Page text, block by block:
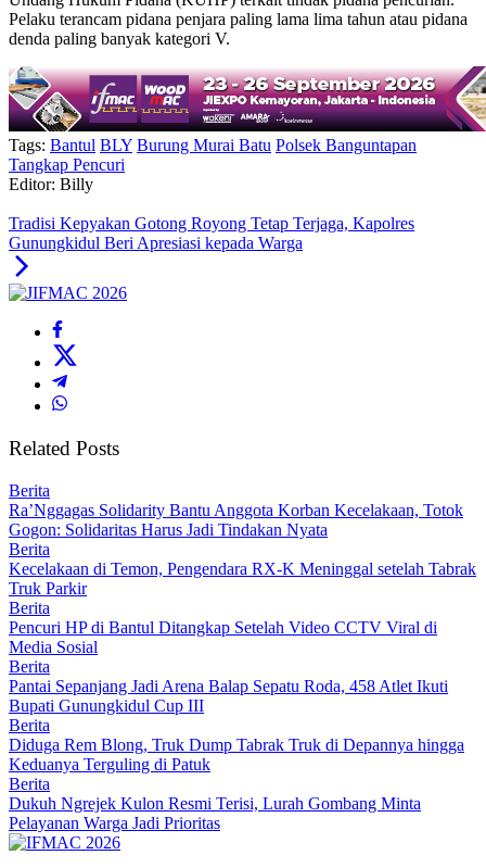
Pelaku terancam pidana penjara paling lama lima tahun atau pidana
denda paling banyak kategori V.
Tags: Bantul BLY Burung Murai Batu Polsek Banguntapan
Tangkap Pencuri
Editor: Billy
Tradisi Kepyakan Gotong Royong Tetap Terjaga, Kapolres
Gunungkidul Beri Apresiasi kepada Warga
Related Posts
Berita
Ra’Nggagas Solidarity Bantu Anggota Korban Kecelakaan, Totok
Gogon: Solidaritas Harus Jadi Tindakan Nyata
Berita
Kecelakaan di Temon, Pengendara RX-K Meninggal setelah Tabrak
Truk Parkir
Berita
Pencuri HP di Bantul Ditangkap Setelah Video CCTV Viral di
Media Sosial
Berita
Pantai Sepanjang Jadi Arena Balap Sepatu Roda, 458 Atlet Ikuti
Bupati Gunungkidul Cup III
Berita
Diduga Rem Blong, Truk Dump Tabrak Truk di Depannya hingga
Keduanya Terguling di Patuk
Berita
Dukuh Ngrejek Kulon Resmi Terisi, Lurah Gombang Minta
Pelayanan Warga Jadi Prioritas